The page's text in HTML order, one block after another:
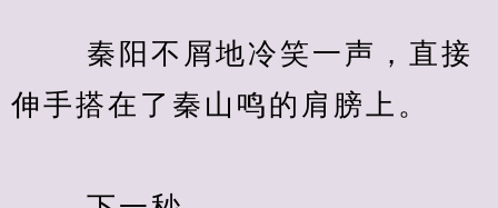
秦阳不屑地冷笑一声，直接
伸手搭在了秦山鸣的肩膀上。